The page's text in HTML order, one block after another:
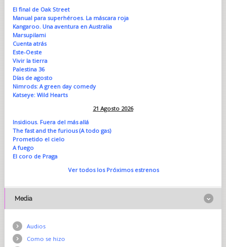
El final de Oak Street
Manual para superhéroes. La máscara roja
Kangaroo. Una aventura en Australia
Marsupilami
Cuenta atrás
Este-Oeste
Vivir la tierra
Palestina 36
Días de agosto
Nimrods: A green day comedy
Katseye: Wild Hearts
21 Agosto 2026
Insidious. Fuera del más allá
The fast and the furious (A todo gas)
Prometido el cielo
A fuego
El coro de Praga
Ver todos los Próximos estrenos
Media
Audios
Como se hizo